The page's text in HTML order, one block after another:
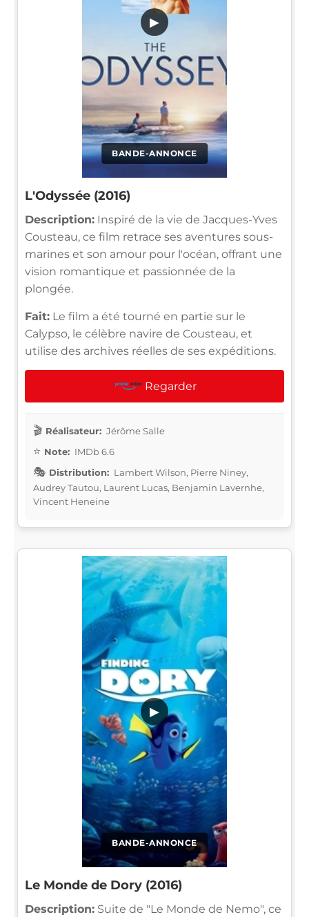
BANDE-ANNONCE
▶
L'Odyssée (2016)
Description: Inspiré de la vie de Jacques-Yves
Cousteau, ce film retrace ses aventures sous-
marines et son amour pour l'océan, offrant une
vision romantique et passionnée de la
plongée.
Fait: Le film a été tourné en partie sur le
Calypso, le célèbre navire de Cousteau, et
utilise des archives réelles de ses expéditions.
Regarder
Réalisateur: Jérôme Salle
Note: IMDb 6.6
Distribution: Lambert Wilson, Pierre Niney,
Audrey Tautou, Laurent Lucas, Benjamin Lavernhe,
Vincent Heneine
BANDE-ANNONCE
▶
Le Monde de Dory (2016)
Description: Suite de "Le Monde de Nemo", ce